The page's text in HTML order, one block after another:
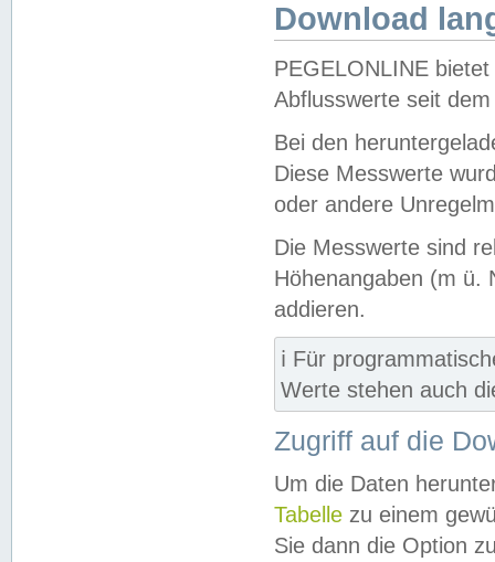
Download
PEGELONLINE
Abflusswerte seit
Bei den
Diese Messwerte
oder andere
Die Messwerte sind
Höhenangaben (m ü.
addieren.
ℹ️ Für
Werte stehen auch
Zugriff auf die
Um die Daten
Tabelle zu einem
Sie dann die Option